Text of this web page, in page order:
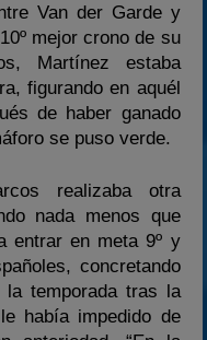
Van der Garde y
mejor crono de su
Martínez estaba
figurando en aquél
de haber ganado
se puso verde.
realizaba otra
nada menos que
entrar en meta 9º y
concretando
temporada tras la
había impedido de